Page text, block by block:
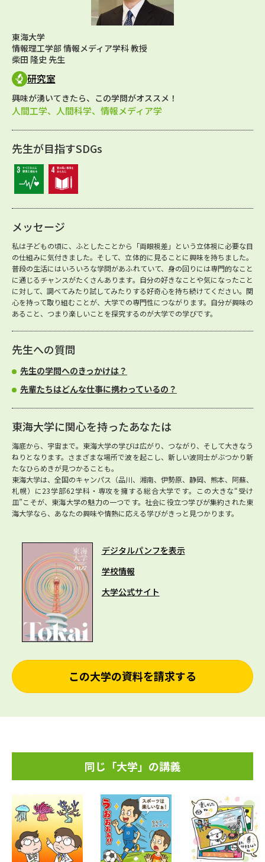
東海大学
情報理工学部 情報メディア学科 教授
柴田 隆史 先生
研究室
興味が湧いてきたら、この学問がオススメ！
人間工学、人間科学、情報メディア学
先生が目指すSDGs
メッセージ
私は子どもの頃に、ふとしたことから「両眼視差」という立体視に必要な目
の仕組みに気付きました。そして、立体的に見ることに興味を持ちました。
普段の生活にはいろいろな学問があふれていて、身の回りには専門的なこと
に通じるチャンスがたくさんあります。自分の好きなことや気になったこと
に対して、調べてみたり試してみたりする好奇心を持ち続けてください。関
心を持って取り組むことが、大学での専門性につながります。自分が興味の
あること、つまり楽しいことを探究するのが大学での学びです。
先生への質問
先生の学問へのきっかけは？
先輩たちはどんな仕事に携わっているの？
東海大学に関心を持ったあなたは
海底から、宇宙まで。東海大学の学びは広がり、つながり、そして大きなう
ねりとなります。さまざまな場所で波を起こし、新しい波同士がぶつかり新
たなひらめきが見つかることも。
東海大学は、全国のキャンパス（品川、湘南、伊勢原、静岡、熊本、阿蘇、
札幌）に23学部62学科・専攻を擁する総合大学です。この大きな“受け
皿”こそが、東海大学の魅力の一つです。社会に役立つ学びが集約された東
海大学なら、あなたの興味や情熱に応える学びがきっと見つかります。
デジタルパンフを表示
学校情報
大学公式サイト
この大学の資料を請求する
同じ「大学」の講義